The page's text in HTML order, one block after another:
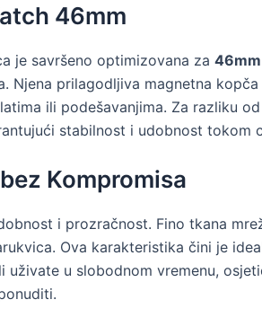
46mm
je savršeno optimizovana za 46mm
Njena prilagodljiva magnetna
ili podešavanjima. Za razliku
stabilnost i udobnost tokom
Kompromisa
i prozračnost. Fino tkana
Ova karakteristika čini je
u slobodnom vremenu,